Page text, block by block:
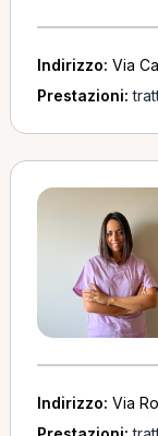
Indirizzo: Via
Prestazioni:
Indirizzo: Via